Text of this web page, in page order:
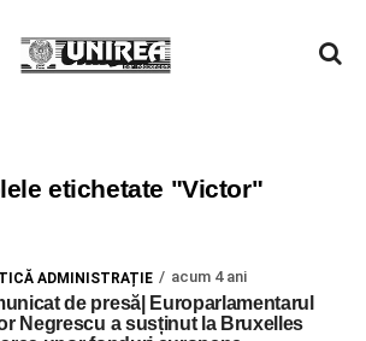
etichetate "Victor"
ADMINISTRAȚIE acum 4 ani
de presă| Europarlamentarul
Negrescu a susținut la Bruxelles